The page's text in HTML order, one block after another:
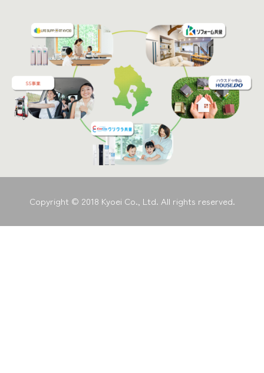
Copyright © 2018 Kyoei Co., Ltd. All rights reserved.